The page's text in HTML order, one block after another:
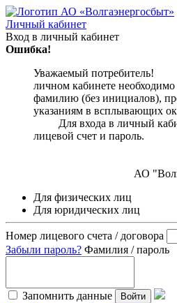
Личный кабинет
Вход в личный кабинет
Ошибка!
Уважаемый
личном кабинете
фамилию (без инициалов),
указаниям в
Для входа в личный
лицевой
АО
Для физических лиц
Для юридических лиц
Номер лицевого счета / договора
Забыли пароль? Фамилия / пароль
Запомнить данные Войти